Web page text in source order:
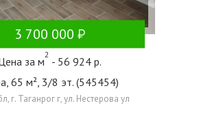
3 700 000
за м
2
- 56 924 р.
65 м², 3/8 эт. (545454)
г. Таганрог г, ул. Нестерова ул